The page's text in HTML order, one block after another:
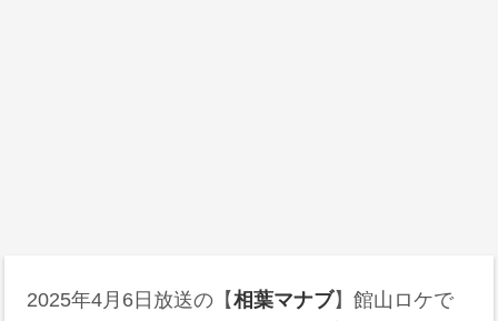
2025年4月6日 放送の【相葉マナブ】館山ロケで